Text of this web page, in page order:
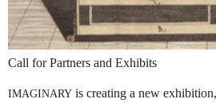
Call for Partners and Exhibits
IMAGINARY is creating a new